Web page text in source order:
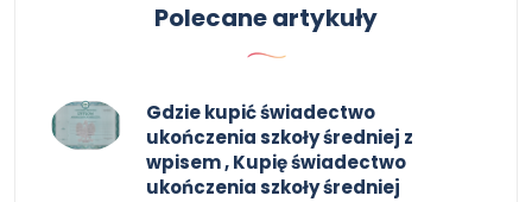
Polecane artykuły
Gdzie kupić świadectwo
ukończenia szkoły średniej z
wpisem , Kupię świadectwo
ukończenia szkoły średniej